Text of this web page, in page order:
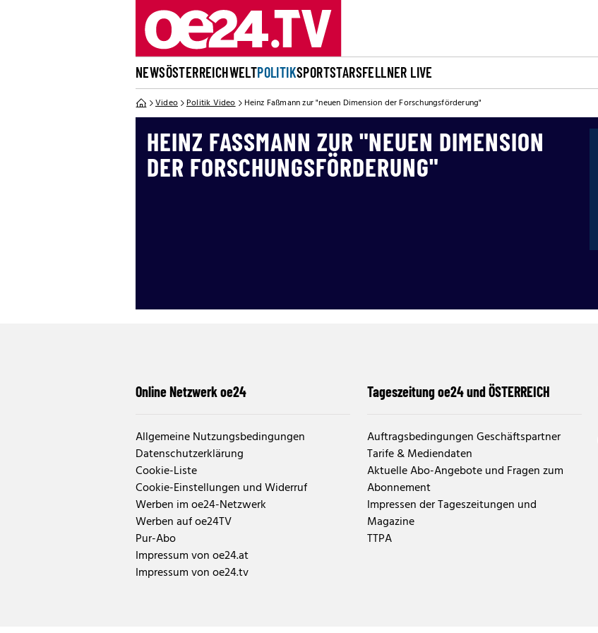
NEWSÖSTERREICHWELTPOLITIKSPORTSTARSFELLNER LIVE
Video Politik Video Heinz Faßmann zur "neuen Dimension der Forschungsförderung"
HEINZ FASSMANN ZUR "NEUEN DIMENSION D
ER FORSCHUNGSFÖRDERUNG"
Online Netzwerk oe24
Allgemeine Nutzungsbedingungen
Datenschutzerklärung
Cookie-Liste
Cookie-Einstellungen und Widerruf
Werben im oe24-Netzwerk
Werben auf oe24TV
Pur-Abo
Impressum von oe24.at
Impressum von oe24.tv
Tageszeitung oe24 und ÖSTERREICH
Auftragsbedingungen Geschäftspartner
Tarife & Mediendaten
Aktuelle Abo-Angebote und Fragen zum
Abonnement
Impressen der Tageszeitungen und
Magazine
TTPA